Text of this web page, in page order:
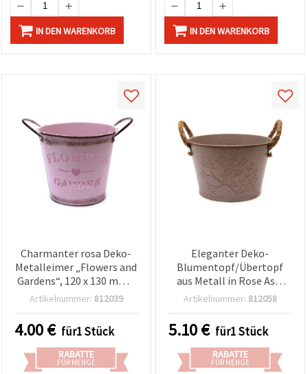
IN DEN WARENKORB IN DEN WARENKORB
Charmanter rosa Deko-
Metalleimer „Flowers and
Gardens“, 120 x 130 mm –
Perfekt für Pflanzen,
Artikelnummer: 812039
4.00€ für1 Stück
RABATTE
FÜR MENGE
Eleganter Deko-
Blumentopf/Übertopf
aus Metall in Rose Ash,
mit geprägtem Muster &
104 mm – perfekt für
Pflanzen, Garten &
stilvolle DIY-Wohndeko
Artikelnummer: 812058
5.10€ für1 Stück
RABATTE
FÜR MENGE